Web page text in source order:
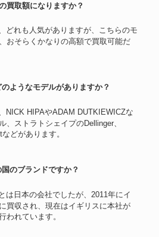
買取額になりますか？
おそらくかなりの高額で買取可能だ
のようなモデルがありますか？
、ストラトシェイプのDellinger、
どがあります。
国のブランドですか？
買収され、現在はイギリスに本社が
われています。